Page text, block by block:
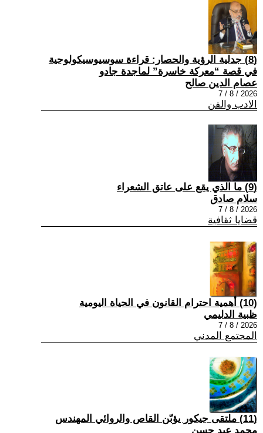
(8) جدلية الرؤية والحصار: قراءة سوسيوسيكولوجية
في قصة “معركة خاسرة” لماجدة جادو
عصام الدين صالح
2026 / 8 / 7
الادب والفن
(9) ما الذي يقع على عاتق الشعراء
سلام صادق
2026 / 8 / 7
قضايا ثقافية
(10) أهمية احترام القانون في الحياة اليومية
ظبية الدليمي
2026 / 8 / 7
المجتمع المدني
(11) ملتقى جيكور يؤبّن القاص والروائي المهندس
محمد عبد حسن